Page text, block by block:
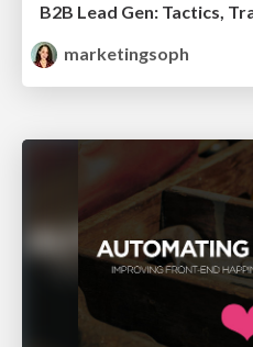
B2B Lead Gen: Tactics,
marketingsoph